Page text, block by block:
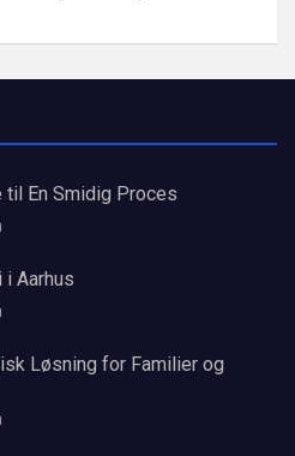
til En Smidig Proces
Aarhus
Løsning for Familier og